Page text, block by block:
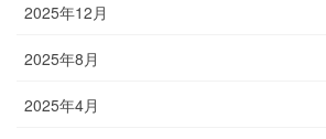
2025年12月
2025年8月
2025年4月